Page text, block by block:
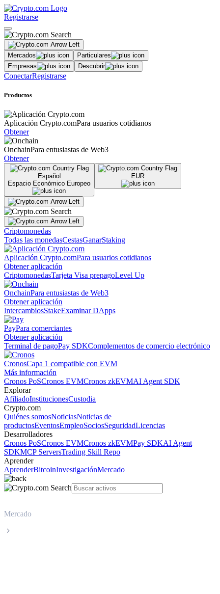
Registrarse
Mercados
Particulares
Empresas
Descubrir
ConectarRegistrarse
Productos
Aplicación Crypto.comPara usuarios cotidianos
Obtener
OnchainPara entusiastas de Web3
Obtener
Español
Espacio Económico Europeo
EUR
Criptomonedas
Todas las monedasCestasGanarStaking
Aplicación Crypto.comPara usuarios cotidianos
Obtener aplicación
CriptomonedasTarjeta Visa prepagoLevel Up
OnchainPara entusiastas de Web3
Obtener aplicación
IntercambiosStakeExaminar DApps
PayPara comerciantes
Obtener aplicación
Terminal de pagoPay SDKComplementos de comercio electrónico
CronosCapa 1 compatible con EVM
Más información
Cronos PoSCronos EVMCronos zkEVMAI Agent SDK
Explorar
AfiliadoInstitucionesCustodia
Crypto.com
Quiénes somosNoticiasNoticias de
productosEventosEmpleoSociosSeguridadLicencias
Desarrolladores
Cronos PoSCronos EVMCronos zkEVMPay SDKAI Agent
SDKMCP ServersTrading Skill Repo
Aprender
AprenderBitcoinInvestigaciónMercado
Mercado